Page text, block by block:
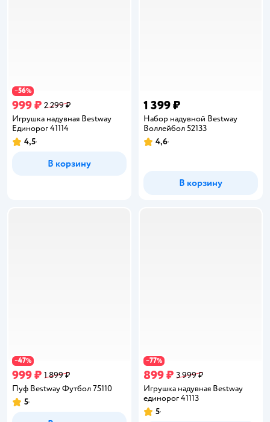
−56%
999 ₽ 2 299 ₽
Игрушка надувная Bestway
Единорог 41114
Рейтинг:
4,5
В корзину
1 399 ₽
Набор надувной Bestway
Воллейбол 52133
Рейтинг:
4,6
В корзину
−47%
999 ₽ 1 899 ₽
Пуф Bestway Футбол 75110
Рейтинг:
5
−77%
899 ₽ 3 999 ₽
Игрушка надувная Bestway
единорог 41113
Рейтинг:
5